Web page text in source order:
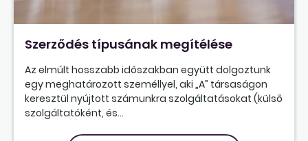
Szerződés típusának megítélése
Az elmúlt hosszabb időszakban együtt dolgoztunk
egy meghatározott személlyel, aki „A” társaságon
keresztül nyújtott számunkra szolgáltatásokat (külső
szolgáltatóként, és...